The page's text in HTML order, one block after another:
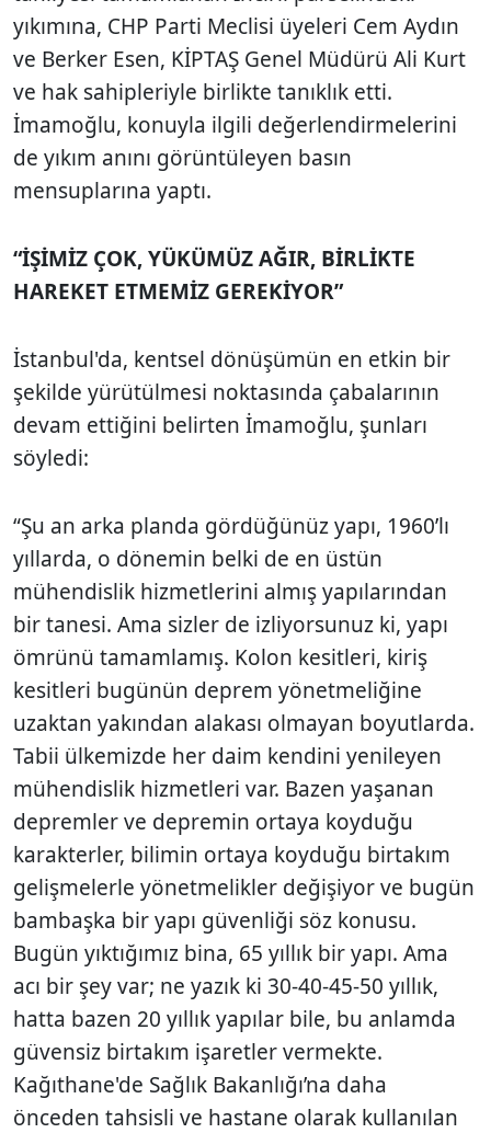
yıkımına, CHP Parti Meclisi üyeleri Cem Aydın
ve Berker Esen, KİPTAŞ Genel Müdürü Ali Kurt
ve hak sahipleriyle birlikte tanıklık etti.
İmamoğlu, konuyla ilgili değerlendirmelerini
de yıkım anını görüntüleyen basın
mensuplarına yaptı.
“İŞİMİZ ÇOK, YÜKÜMÜZ AĞIR, BİRLİKTE
HAREKET ETMEMİZ GEREKİYOR”
İstanbul'da, kentsel dönüşümün en etkin bir
şekilde yürütülmesi noktasında çabalarının
devam ettiğini belirten İmamoğlu, şunları
söyledi:
“Şu an arka planda gördüğünüz yapı, 1960’lı
yıllarda, o dönemin belki de en üstün
mühendislik hizmetlerini almış yapılarından
bir tanesi. Ama sizler de izliyorsunuz ki, yapı
ömrünü tamamlamış. Kolon kesitleri, kiriş
kesitleri bugünün deprem yönetmeliğine
uzaktan yakından alakası olmayan boyutlarda.
Tabii ülkemizde her daim kendini yenileyen
mühendislik hizmetleri var. Bazen yaşanan
depremler ve depremin ortaya koyduğu
karakterler, bilimin ortaya koyduğu birtakım
gelişmelerle yönetmelikler değişiyor ve bugün
bambaşka bir yapı güvenliği söz konusu.
Bugün yıktığımız bina, 65 yıllık bir yapı. Ama
acı bir şey var; ne yazık ki 30-40-45-50 yıllık,
hatta bazen 20 yıllık yapılar bile, bu anlamda
güvensiz birtakım işaretler vermekte.
Kağıthane'de Sağlık Bakanlığı’na daha
önceden tahsisli ve hastane olarak kullanılan